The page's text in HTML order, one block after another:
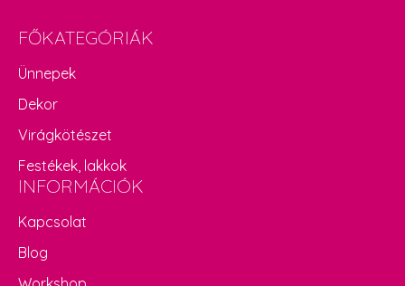
FŐKATEGÓRIÁK
Ünnepek
Dekor
Virágkötészet
Festékek, lakkok
INFORMÁCIÓK
Kapcsolat
Blog